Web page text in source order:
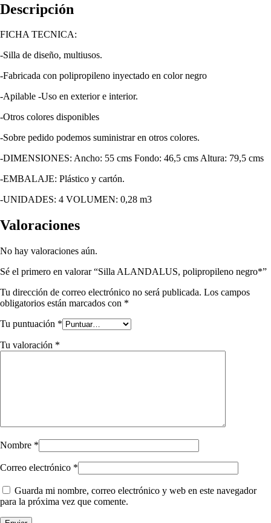
Descripción
FICHA TECNICA:
-Silla de diseño, multiusos.
-Fabricada con polipropileno inyectado en color negro
-Apilable -Uso en exterior e interior.
-Otros colores disponibles
-Sobre pedido podemos suministrar en otros colores.
-DIMENSIONES: Ancho: 55 cms Fondo: 46,5 cms Altura: 79,5 cms
-EMBALAJE: Plástico y cartón.
-UNIDADES: 4 VOLUMEN: 0,28 m3
Valoraciones
No hay valoraciones aún.
Sé el primero en valorar “Silla ALANDALUS, polipropileno negro*”
Tu dirección de correo electrónico no será publicada. Los campos
obligatorios están marcados con *
Tu puntuación *
Tu valoración *
Nombre *
Correo electrónico *
Guarda mi nombre, correo electrónico y web en este navegador
para la próxima vez que comente.